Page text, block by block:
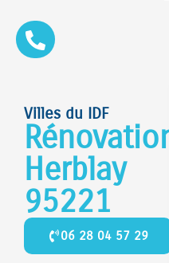
Villes du IDF
Herblay
95221
06 28 04 57 29